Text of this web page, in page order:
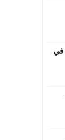
أفضل حبوب فيتامين b12 في